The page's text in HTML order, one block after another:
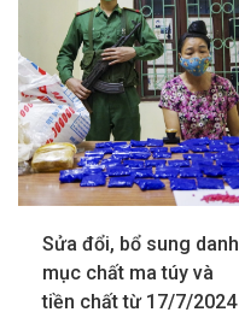
Sửa đổi, bổ sung danh
mục chất ma túy và
tiền chất từ 17/7/2024